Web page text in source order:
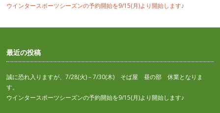
ウインタースポーツシーズンの予約開始を9/15(月)より開始します♪
最近の投稿
誠に恐れ入りますが、7/28(火)－7/30(木) そば屋 昼の部 休業となりま
す。
ウインタースポーツシーズンの予約開始を9/15(月)より開始します♪